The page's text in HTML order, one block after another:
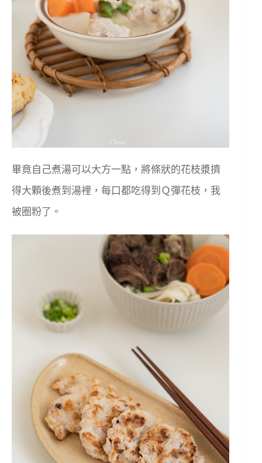
畢竟自己煮湯可以大方一點，將條狀的花枝漿擠
得大顆後煮到湯裡，每口都吃得到Ｑ彈花枝，我
被圈粉了。